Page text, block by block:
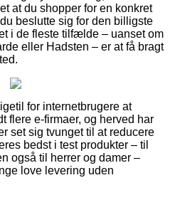
at du shopper for en konkret
beslutte sig for den billigste
i de fleste tilfælde – uanset om
eller Hadsten – er at få bragt
for internetbrugere at
flere e-firmaer, og herved har
set sig tvunget til at reducere
bedst i test produkter – til
også til herrer og damer –
love levering uden